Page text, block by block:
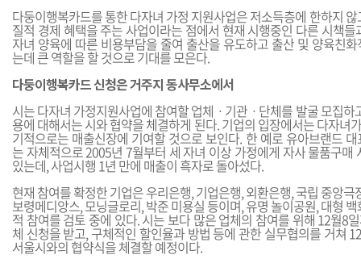
다둥이행복카드를 통한 다자녀 가정 지원사업은 저소득층에 한하지
질적 경제 혜택을 주는 사업이라는 점에서 현재 시행중인 다른 시책
자녀 양육에 따른 비용부담을 줄여 출산을 유도하고 출산 및 양육친
는데 큰 역할을 할 것으로 기대를 모은다.
다둥이행복카드 신청은 거주지 동사무소에서
시는 다자녀 가정지원사업에 참여할 업체ㆍ기관ㆍ단체를 발굴 모집하
용에 대해서는 시와 협약을 체결하게 된다. 기업의 입장에서는 다자녀
기적으로는 매출신장에 기여할 것으로 보인다. 한 예로 유아브랜드
는 자체적으로 2005년 7월부터 세 자녀 이상 가정에게 자사 물품구매
있는데, 사업시행 1년 만에 매출이 흑자로 돌아섰다.
현재 참여를 확정한 기업은 우리은행, 기업은행, 외환은행, 국립 중앙극
보령메디앙스, 모닝글로리, 박준 미용실 등이며, 유명 놀이공원, 대형
적 참여를 검토 중에 있다. 시는 보다 많은 업체의 참여를 위해 12월8
체 신청을 받고, 구체적인 할인율과 방법 등에 관한 실무협의를 거쳐
서울시와의 협약식을 체결할 예정이다.